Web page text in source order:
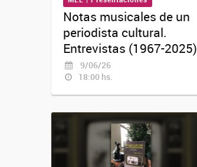
Notas musicales de un
periodista cultural.
Entrevistas (1967-2025)
9/06/26
18:00 hs.